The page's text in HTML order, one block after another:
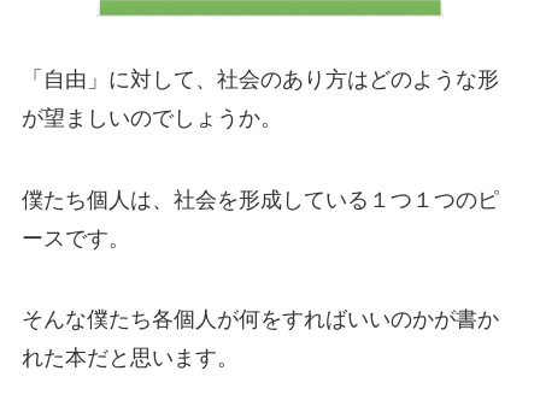
「自由」に対して、社会のあり方はどのような形
が望ましいのでしょうか。
僕たち個人は、社会を形成している１つ１つのピ
ースです。
そんな僕たち各個人が何をすればいいのかが書か
れた本だと思います。